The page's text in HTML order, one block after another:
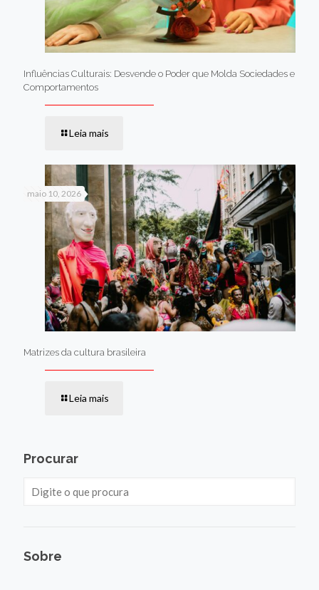
Influências Culturais: Desvende o Poder que Molda Sociedades e
Comportamentos
Leia mais
maio 10, 2026
Matrizes da cultura brasileira
Leia mais
Procurar
Sobre